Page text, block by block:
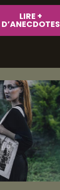
LIRE +
D’ANECDOTES